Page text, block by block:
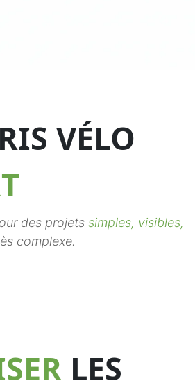
VÉLO
des projets simples, visibles,
complexe.
LES